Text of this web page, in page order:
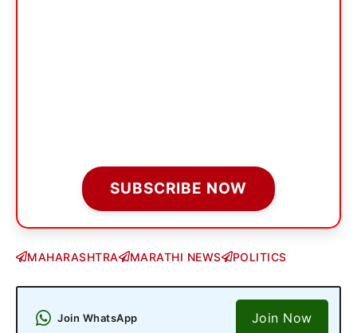
SUBSCRIBE NOW
MAHARASHTRA MARATHI NEWS POLITICS
Join WhatsApp Join Now